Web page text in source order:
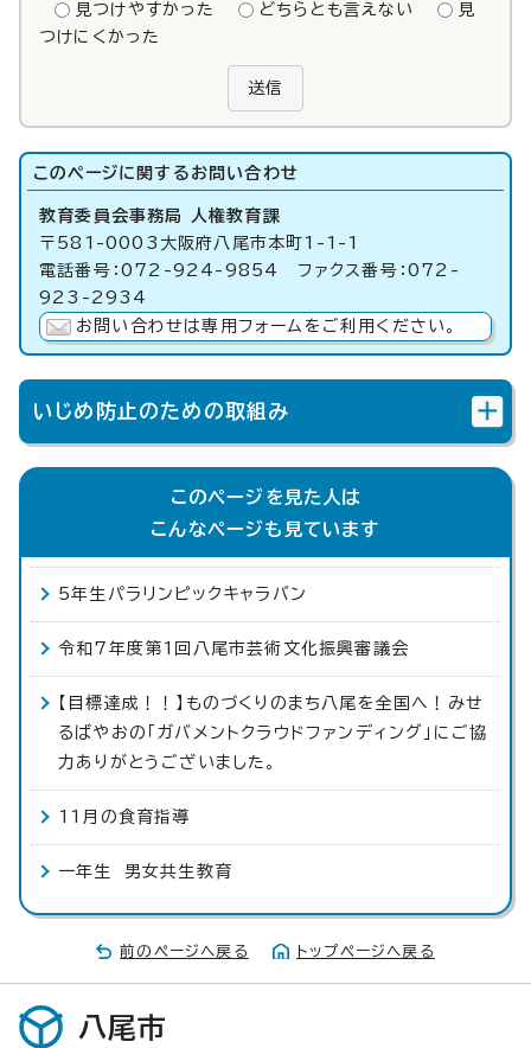
見つけやすかった どちらとも言えない
見
つけにくかった
送信
このページに関する お問い合わせ
教育委員会事務局 人権教育課
〒581-0003大阪府八尾市本町1-1-1
電話番号：072-924-9854 ファクス番号：072-
923-2934
お問い合わせは専用フォームをご利用ください。
いじめ防止のための取組み
このページを見た人は
こんなページも見ています
5年生パラリンピックキャラバン
令和7年度第1回八尾市芸術文化振興審議会
【目標達成！！】ものづくりのまち八尾を全国へ！みせ
るばやおの「ガバメントクラウドファンディング」にご協
力ありがとうございました。
11月の食育指導
一年生 男女共生教育
前のページへ戻る トップページへ戻る
八尾市